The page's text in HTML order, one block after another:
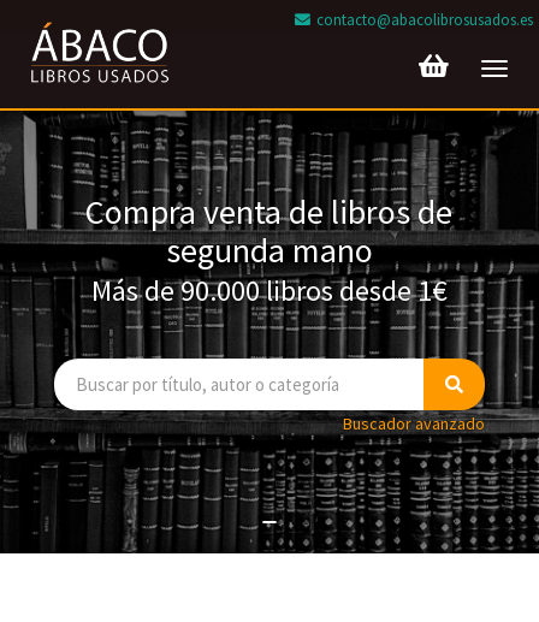
contacto@abacolibrosusados.es
Compra venta de libros de
segunda mano
Más de 90.000 libros desde 1€
Buscador avanzado